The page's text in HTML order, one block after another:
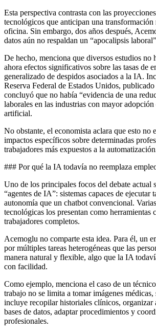
Esta perspectiva contrasta con las
tecnológicos que anticipan una
oficina. Sin embargo, dos años después,
datos aún no respaldan un “apocalipsis
De hecho, menciona que diversos estudios no
ahora efectos significativos sobre las tasas de
generalizado de despidos asociados a la IA.
Reserva Federal de Estados Unidos,
concluyó que no había “evidencia de una
laborales en las industrias con mayor
artificial.
No obstante, el economista aclara que esto no
impactos específicos sobre determinadas
trabajadores más expuestos a la
### Por qué la IA todavía no reemplaza
Uno de los principales focos del debate actual
“agentes de IA”: sistemas capaces de ejecutar
autonomía que un chatbot convencional.
tecnológicas los presentan como herramientas
trabajadores completos.
Acemoglu no comparte esta idea. Para él, un
por múltiples tareas heterogéneas que las
manera natural y flexible, algo que la IA
con facilidad.
Como ejemplo, menciona el caso de un
trabajo no se limita a tomar imágenes
incluye recopilar historiales clínicos, organizar
bases de datos, adaptar procedimientos y
profesionales.